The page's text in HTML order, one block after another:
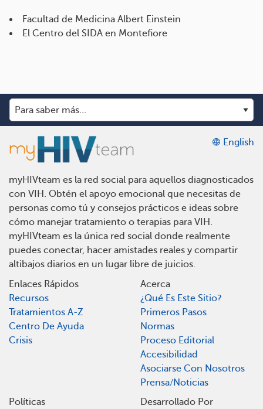
Facultad de Medicina Albert Einstein
El Centro del SIDA en Montefiore
English
myHIVteam es la red social para aquellos diagnosticados
con VIH. Obtén el apoyo emocional que necesitas de
personas como tú y consejos prácticos e ideas sobre
cómo manejar tratamiento o terapias para VIH.
myHIVteam es la única red social donde realmente
puedes conectar, hacer amistades reales y compartir
altibajos diarios en un lugar libre de juicios.
Enlaces Rápidos
Recursos
Tratamientos A-Z
Centro De Ayuda
Crisis
Acerca
¿Qué Es Este Sitio?
Primeros Pasos
Normas
Proceso Editorial
Accesibilidad
Asociarse Con Nosotros
Prensa/Noticias
Políticas
Desarrollado Por